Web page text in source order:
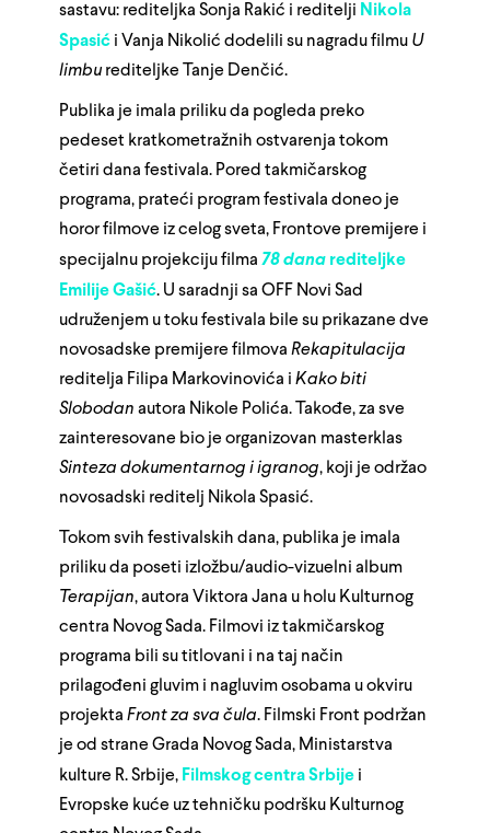
sastavu: rediteljka Sonja Rakić i reditelji Nikola
Spasić i Vanja Nikolić dodelili su nagradu filmu U
limburediteljke Tanje Denčić.
Publika je imala priliku da pogleda preko
pedeset kratkometražnih ostvarenja tokom
četiri dana festivala. Pored takmičarskog
programa, prateći program festivala doneo je
horor filmove iz celog sveta, Frontove premijere i
specijalnu projekciju filma 78 dana rediteljke
Emilije Gašić. U saradnji sa OFF Novi Sad
udruženjem u toku festivala bile su prikazane dve
novosadske premijere filmova Rekapitulacija
reditelja Filipa Markovinovića i Kako biti
Slobodan autora Nikole Polića. Takođe, za sve
zainteresovane bio je organizovan masterklas
Sinteza dokumentarnog i igranog, koji je održao
novosadski reditelj Nikola Spasić.
Tokom svih festivalskih dana, publika je imala
priliku da poseti izložbu/audio-vizuelni album
Terapijan, autora Viktora Jana u holu Kulturnog
centra Novog Sada. Filmovi iz takmičarskog
programa bili su titlovani i na taj način
prilagođeni gluvim i nagluvim osobama u okviru
projekta Front za sva čula. Filmski Front podržan
je od strane Grada Novog Sada, Ministarstva
kulture R. Srbije, Filmskog centra Srbije i
Evropske kuće uz tehničku podršku Kulturnog